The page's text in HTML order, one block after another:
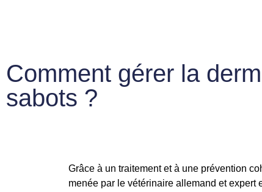
Comment gérer la
sabots ?
Grâce à un traitement et à une prévention
menée par le vétérinaire allemand et expert